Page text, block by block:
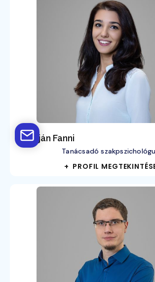
Adorján Fanni
Tanácsadó
+ PROFIL